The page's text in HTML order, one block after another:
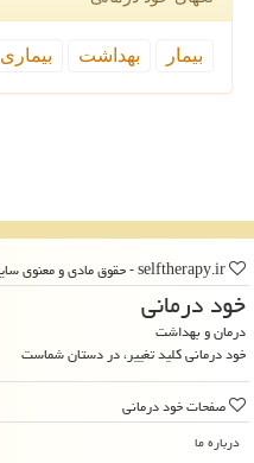
بیمار بهداشت بیماری
خود درمانی
درمان و بهداشت
خود درمانی کلید تغییر، در دستان شماست
صفحات خود درمانی
درباره ما